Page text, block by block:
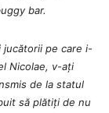
bar.
jucătorii pe care i-
Nicolae, v-ați
de la statul
să plătiți de nu